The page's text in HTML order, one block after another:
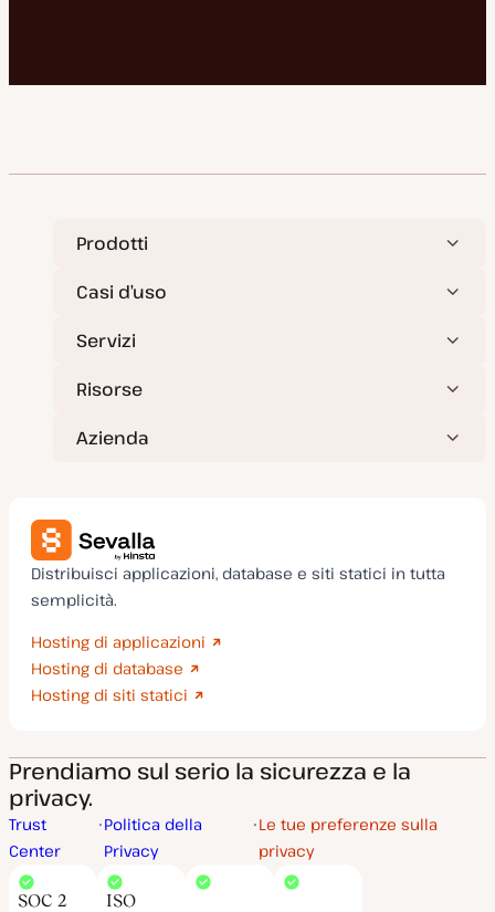
Prodotti
Casi d’uso
Servizi
Risorse
Azienda
Distribuisci applicazioni, database e siti statici in tutta
semplicità.
Hosting di applicazioni
Hosting di database
Hosting di siti statici
Prendiamo sul serio la sicurezza e la
privacy.
Trust
Center
Politica della
Privacy
Le tue preferenze sulla
privacy
SOC 2
ISO